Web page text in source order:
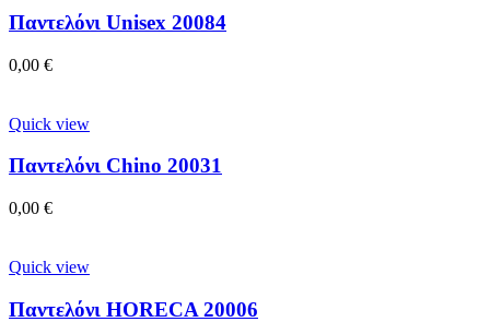
Παντελόνι Unisex 20084
0,00 €
Quick view
Παντελόνι Chino 20031
0,00 €
Quick view
Παντελόνι HORECA 20006